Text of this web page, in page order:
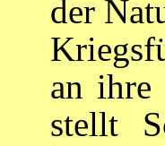
der
an ihre
stellt